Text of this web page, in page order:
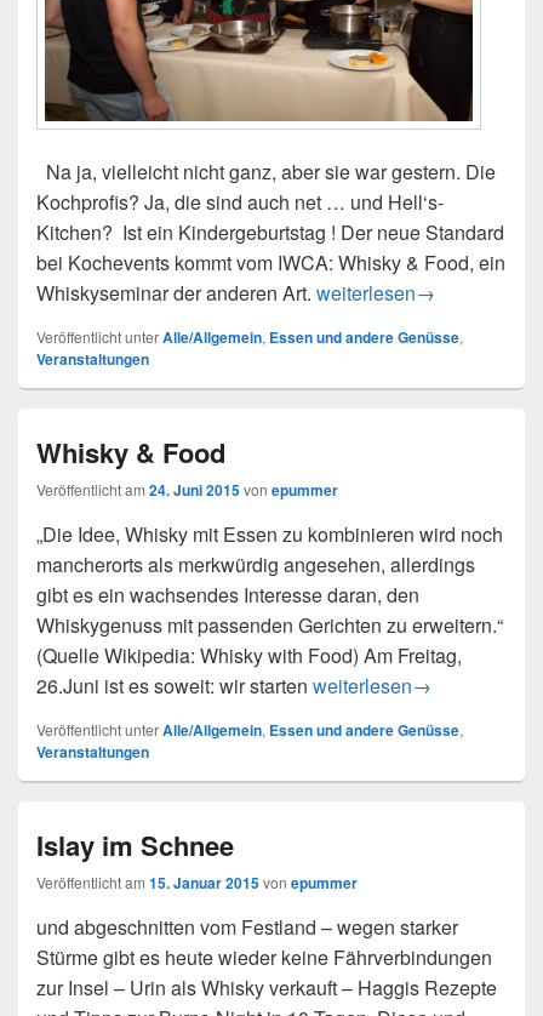
Na ja, vielleicht nicht ganz, aber sie war gestern. Die
Kochprofis? Ja, die sind auch net … und Hell‘s-
Kitchen? Ist ein Kindergeburtstag ! Der neue Standard
bei Kochevents kommt vom IWCA: Whisky & Food, ein
Whiskyseminar der anderen Art. Die Küchenschlacht ist tot
weiterlesen→
Veröffentlicht unterAlle/Allgemein, Essen und andere Genüsse,
Veranstaltungen
Whisky & Food
Veröffentlicht am 24. Juni 2015von epummer
„Die Idee, Whisky mit Essen zu kombinieren wird noch
mancherorts als merkwürdig angesehen, allerdings
gibt es ein wachsendes Interesse daran, den
Whiskygenuss mit passenden Gerichten zu erweitern.“
(Quelle Wikipedia: Whisky with Food) Am Freitag,
26.Juni ist es soweit: wir starten Whisky & Food
weiterlesen→
Veröffentlicht unterAlle/Allgemein, Essen und andere Genüsse,
Veranstaltungen
Islay im Schnee
Veröffentlicht am 15. Januar 2015von epummer
und abgeschnitten vom Festland – wegen starker
Stürme gibt es heute wieder keine Fährverbindungen
zur Insel – Urin als Whisky verkauft – Haggis Rezepte